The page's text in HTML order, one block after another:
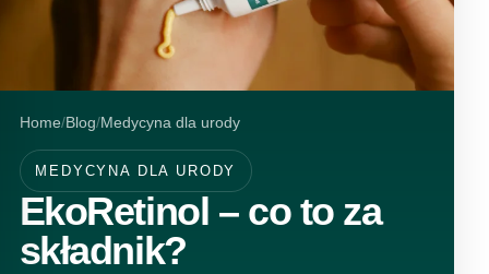
Home Blog Medycyna dla urody
MEDYCYNA DLA URODY
EkoRetinol – co to za
składnik?